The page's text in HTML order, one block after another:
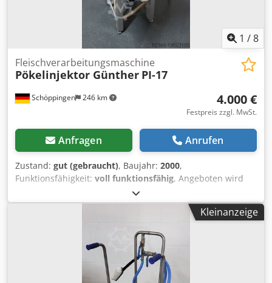
1 /8
Schöppingen 246 km
Fleischverarbeitungsmaschine
Pökelinjektor Günther PI-17
4.000 €
Festpreis zzgl. MwSt.
Anfragen Anrufen
Zustand: gut (gebraucht), Baujahr: 2000,
Funktionsfähigkeit: voll funktionsfähig, Angeboten wird
ein Pökelinjektor Fa. Günther PI-17 Nadel, Baujahr 2000. In
einem guten Zustand 380V. 16A. Weiteres auf Anfrage.
Barzahlung oder Vorkasse. Dwedpfxow R Tv Sj Aiasa
Verkauf nur an Gewerbetreibende , Keine Garantie, keine
Kleinanzeige